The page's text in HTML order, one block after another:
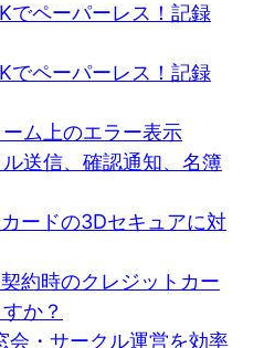
でペーパーレス！記録
でペーパーレス！記録
ム上のエラー表示
送信、確認通知、名簿
ードの3Dセキュアに対
約時のクレジットカー
か？
・サークル運営を効率